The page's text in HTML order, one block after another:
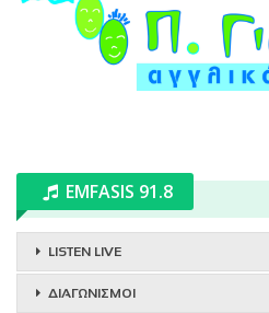
EMFASIS 91.8
LISTEN LIVE
ΔΙΑΓΩΝΙΣΜΟΙ